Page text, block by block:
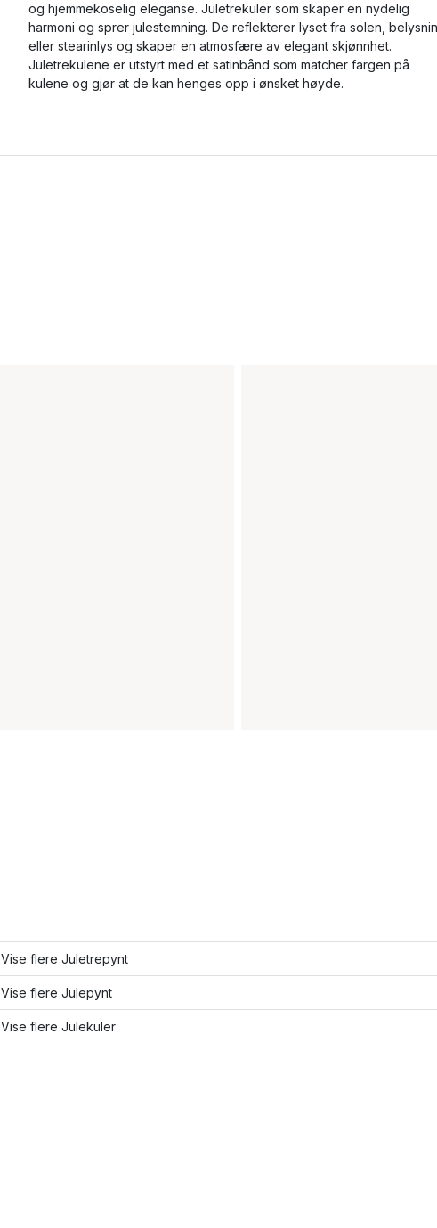
og hjemmekoselig eleganse. Juletrekuler som skaper en nydelig
harmoni og sprer julestemning. De reflekterer lyset fra solen,
eller stearinlys og skaper en atmosfære av elegant skjønnhet.
Juletrekulene er utstyrt med et satinbånd som matcher fargen på
kulene og gjør at de kan henges opp i ønsket høyde.
Vise flere Juletrepynt
Vise flere Julepynt
Vise flere Julekuler